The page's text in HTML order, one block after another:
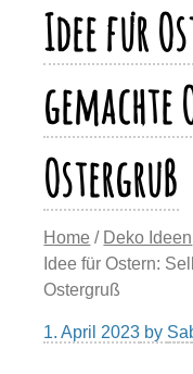
Idee für
Ostergruß
Home / Deko Ideen
Idee für Ostern:
Ostergruß
1. April 2023 by